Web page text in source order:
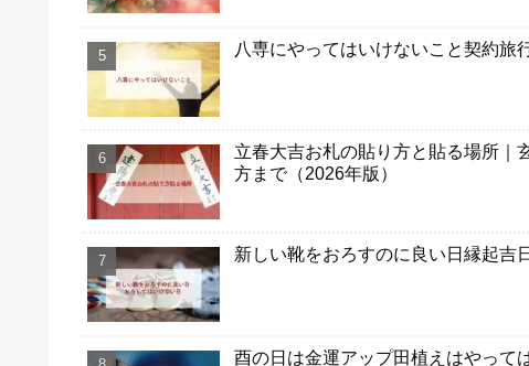
八専にやってはいけないこと契約旅
立春大吉お札の貼り方と貼る場所｜
方まで（2026年版）
新しい靴をおろすのに良い日縁起吉
酉の日は金運アップ田植えはやって